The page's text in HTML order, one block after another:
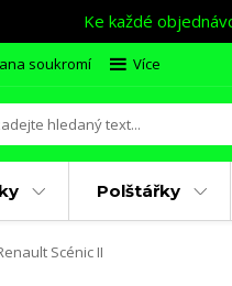
Ke každé
soukromí Více
Polštářky
Scénic II